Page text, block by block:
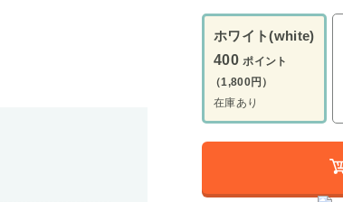
ホワイト(white)
400 ポイント
（1,800円）
在庫あり